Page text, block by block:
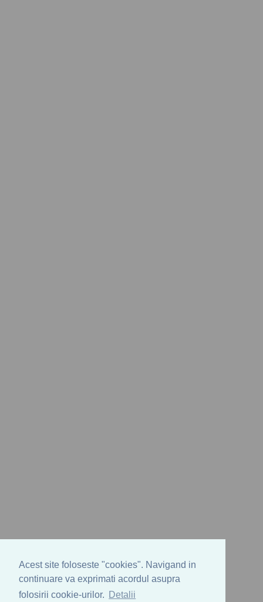
Acest site foloseste "cookies". Navigand in
continuare va exprimati acordul asupra
folosirii cookie-urilor.
Detalii